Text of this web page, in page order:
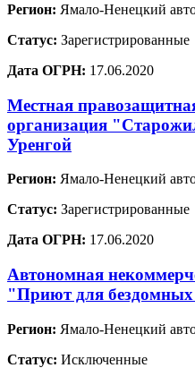
Регион: Ямало-Ненецкий
Статус: Зарегистрированные
Дата ОГРН: 17.06.2020
Местная
организация
Уренгой
Регион: Ямало-Ненецкий
Статус: Зарегистрированные
Дата ОГРН: 17.06.2020
Автономная
"Приют для
Регион: Ямало-Ненецкий
Статус: Исключенные